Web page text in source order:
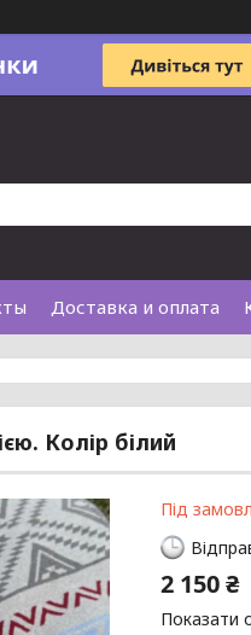
Доставка и оплата
Колір білий
Під
2 150 ₴
Показати